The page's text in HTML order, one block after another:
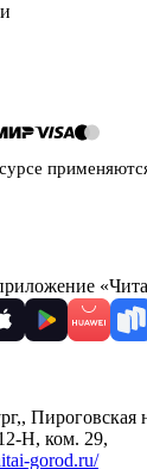
, Пироговская
Н, ком. 29,
gorod.ru/